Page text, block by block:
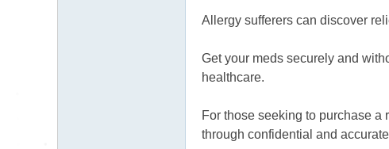
Allergy sufferers can discover
Get your meds securely and
healthcare.
For those seeking to purchase
through confidential and